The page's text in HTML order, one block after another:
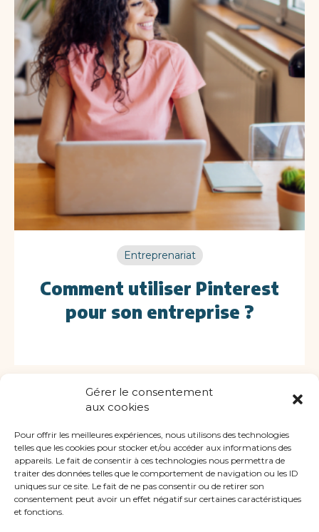
Gérer le consentement
aux cookies
Pour offrir les meilleures expériences, nous utilisons des technologies
telles que les cookies pour stocker et/ou accéder aux informations des
appareils. Le fait de consentir à ces technologies nous permettra de
traiter des données telles que le comportement de navigation ou les ID
uniques sur ce site. Le fait de ne pas consentir ou de retirer son
consentement peut avoir un effet négatif sur certaines caractéristiques
et fonctions.
Entreprenariat
Comment utiliser Pinterest
pour son entreprise ?
+ devisibilité
pour + d'impact
grâce à Pinterest